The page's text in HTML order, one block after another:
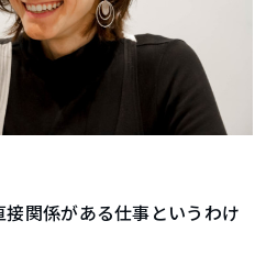
接関係がある仕事というわけ